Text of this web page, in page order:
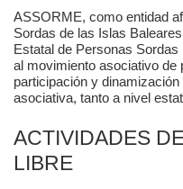
ASSORME, como entidad
Sordas de las Islas
Estatal de Personas
al movimiento asociativo de
participación y
asociativa, tanto a nivel
ACTIVIDADES
LIBRE